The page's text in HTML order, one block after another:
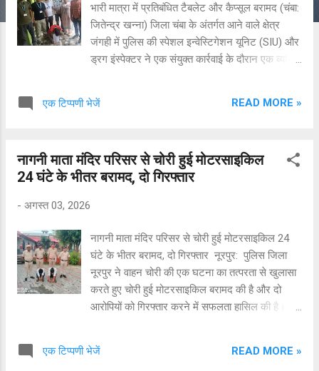
भारी मात्रा में प्रतिबंधित टैबलेट और कैप्सूल बरामद (चंबा:
जितेन्द्र खन्ना) जिला चंबा के अंतर्गत आने वाले क्षेत्र
जंगही में पुलिस की स्पेशल इन्वेस्टिगेशन यूनिट (SIU) और
ड्रग इंस्पेक्टर ने एक संयुक्त कार्रवाई के दौरान एक व्यक्ति
(Drugs and Cosmetics Act) के तहत कानूनी
2026) दोपहर करीब 2:00 बजे एसआईयू टीम ने ड्रग
इंस्पेक्टर के साथ मिलकर गुप्त सूचना के आधार पर
आवास पर अचानक छापा मारा। बरामदगी का विवरण घर
की तलाशी के दौरान टीम को मौके से भारी मात्रा में
प्रतिबंधित दवाइयां मिलीं: टैपेंटाडोल (Tapentadol)
टैबलेट: 1147 गोलियां प्रेगाबेलिन (Pregabalin) कैप्सूल:
215 कैप्सूल आगामी कार्रवाई प्रशासन और पुलिस यह पता
एक टिप्पणी भेजें READ MORE »
नागनी माता मंदिर परिसर से चोरी हुई मोटरसाइकिल
24 घंटे के भीतर बरामद, दो गिरफ्तार
- अगस्त 03, 2026
नागनी माता मंदिर परिसर से चोरी हुई मोटरसाइकिल 24
घंटे के भीतर बरामद, दो गिरफ्तार नूरपुर: पुलिस जिला
नूरपुर ने वाहन चोरी की एक घटना का तत्परता से खुलासा
करते हुए चोरी हुई मोटरसाइकिल बरामद की है और दो
आरोपियों को गिरफ्तार करने में सफलता हासिल की है। यह
शिकायतकर्ता दलजीत सिंह (निवासी हटली रसूह, जिला
एक टिप्पणी भेजें READ MORE »